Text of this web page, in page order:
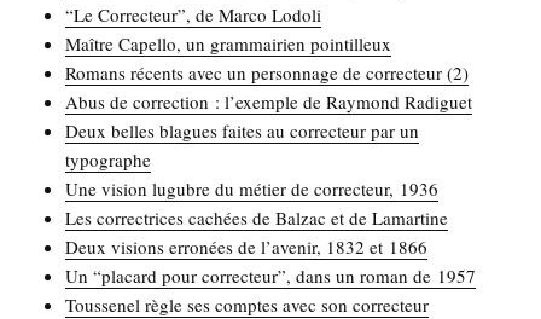
“Le Cor­rec­teur”, de Mar­co Lodoli
Maître Capel­lo, un gram­mai­rien pointilleux
Romans récents avec un per­son­nage de cor­rec­teur (2)
Abus de cor­rec­tion : l’exemple de Ray­mond Radiguet
Deux belles blagues faites au cor­rec­teur par un
typographe
Une vision lugubre du métier de cor­rec­teur, 1936
Les cor­rec­trices cachées de Bal­zac et de Lamartine
Deux visions erro­nées de l’avenir, 1832 et 1866
Un “pla­card pour cor­rec­teur”, dans un roman de 1957
Tous­se­nel règle ses comptes avec son correcteur